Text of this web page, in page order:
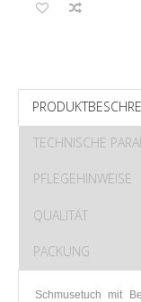
TECHNISCHE
PFLEGEHINWEISE
QUALITÄT
PACKUNG
Schmusetuch mit